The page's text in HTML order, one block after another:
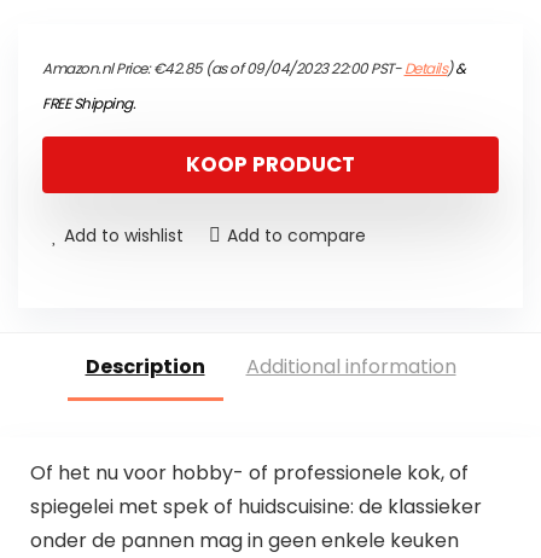
Amazon.nl Price:€42.85(as of 09/04/2023 22:00 PST-Details)&
FREE Shipping.
KOOP PRODUCT
Add to wishlist Add to compare
Description Additional information
Of het nu voor hobby- of professionele kok, of
spiegelei met spek of huidscuisine: de klassieker
onder de pannen mag in geen enkele keuken